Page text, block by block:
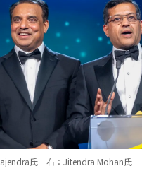
氏 右：Jitendra Mohan氏